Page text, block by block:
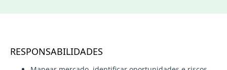
RESPONSABILIDADES